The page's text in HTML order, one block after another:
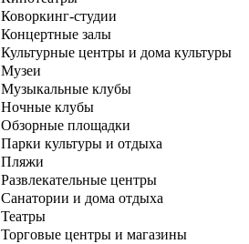
Коворкинг-студии
Концертные залы
Культурные центры и дома культуры
Музеи
Музыкальные клубы
Ночные клубы
Обзорные площадки
Парки культуры и отдыха
Пляжи
Развлекательные центры
Санатории и дома отдыха
Театры
Торговые центры и магазины